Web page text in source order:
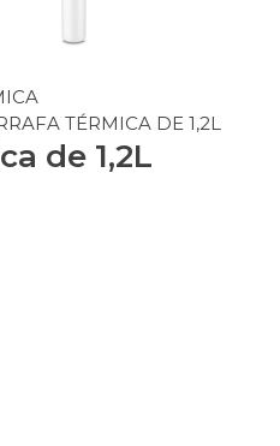
TÉRMICA DE 1,2L
de 1,2L